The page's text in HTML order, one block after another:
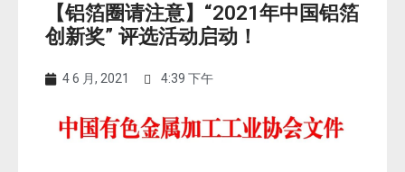
【铝箔圈请注意】“2021年中国铝箔
创新奖” 评选活动启动！
4 6 月, 2021 4:39 下午